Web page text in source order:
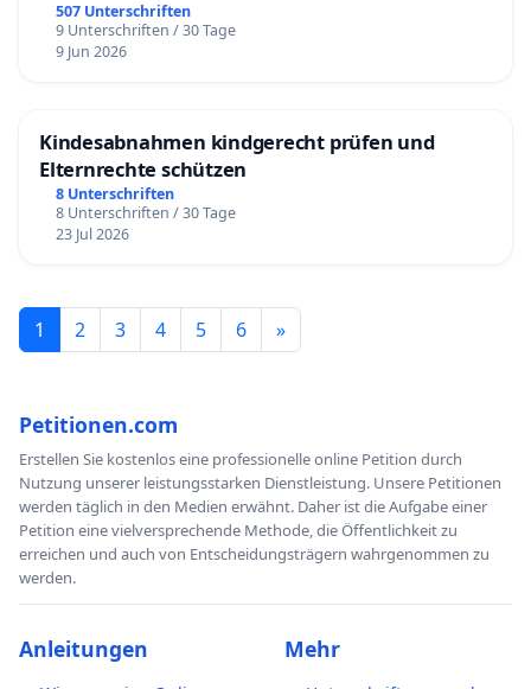
507 Unterschriften
9 Unterschriften / 30 Tage
9 Jun 2026
Kindesabnahmen kindgerecht prüfen und
Elternrechte schützen
8 Unterschriften
8 Unterschriften / 30 Tage
23 Jul 2026
1 2 3 4 5 6 »
Petitionen.com
Erstellen Sie kostenlos eine professionelle online Petition durch
Nutzung unserer leistungsstarken Dienstleistung. Unsere Petitionen
werden täglich in den Medien erwähnt. Daher ist die Aufgabe einer
Petition eine vielversprechende Methode, die Öffentlichkeit zu
erreichen und auch von Entscheidungsträgern wahrgenommen zu
werden.
Anleitungen Mehr